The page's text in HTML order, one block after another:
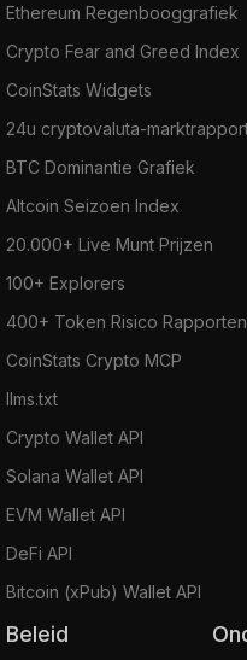
Ethereum Regenbooggrafiek
Crypto Fear and Greed Index
CoinStats Widgets
24u cryptovaluta-
BTC Dominantie Grafiek
Altcoin Seizoen Index
20.000+ Live Munt Prijzen
100+ Explorers
400+ Token Risico Rapporten
CoinStats Crypto MCP
llms.txt
Crypto Wallet API
Solana Wallet API
EVM Wallet API
DeFi API
Bitcoin (xPub) Wallet API
Beleid